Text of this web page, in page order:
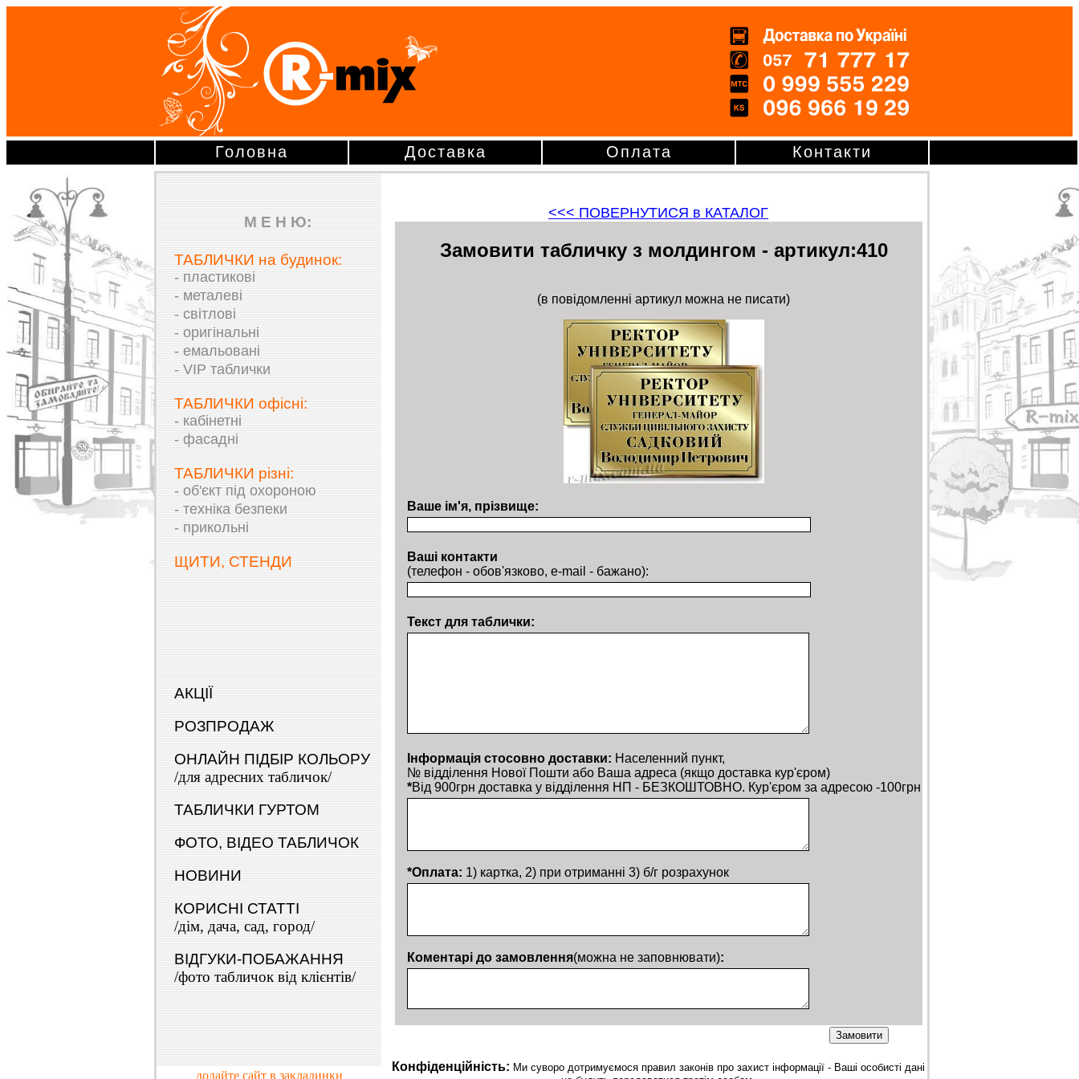
Головна Доставка Оплата Контакти
М Е Н Ю:
ТАБЛИЧКИ на будинок:
- пластикові
- металеві
- світлові
- оригінальні
- емальовані
- VIP таблички
ТАБЛИЧКИ офісні:
- кабінетні
- фасадні
ТАБЛИЧКИ різні:
- об'єкт під охороною
- техніка безпеки
- прикольні
ЩИТИ, СТЕНДИ
АКЦІЇ
РОЗПРОДАЖ
ОНЛАЙН ПІДБІР КОЛЬОРУ
/для адресних табличок/
ТАБЛИЧКИ ГУРТОМ
ФОТО, ВІДЕО ТАБЛИЧОК
НОВИНИ
КОРИСНІ СТАТТІ
/дім, дача, сад, город/
ВІДГУКИ-ПОБАЖАННЯ
/фото табличок від клієнтів/
додайте сайт в закладинки
<<< ПОВЕРНУТИСЯ в КАТАЛОГ
Замовити табличку з молдингом - артикул:410
(в повідомленні артикул можна не писати)
Ваше ім'я, прізвище:
Ваші контакти
(телефон - обов'язково, e-mail - бажано):
Текст для таблички:
Інформація стосовно доставки: Населенний пункт,
№ відділення Нової Пошти або Ваша адреса (якщо доставка кур'єром)
*Від 900грн доставка у відділення НП - БЕЗКОШТОВНО. Кур'єром за адресою -100грн
*Оплата: 1) картка, 2) при отриманні 3) б/г розрахунок
Коментарі до замовлення(можна не заповнювати):
Конфіденційність: Ми суворо дотримуємося правил законів про захист інформації - Ваші особисті дані